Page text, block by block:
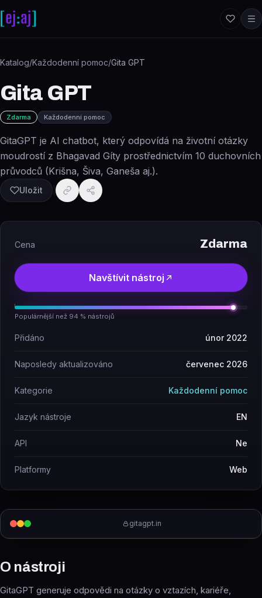
Katalog/Každodenní pomoc/Gita GPT
Gita GPT
Zdarma Každodenní pomoc
GitaGPT je AI chatbot, který odpovídá na životní otázky
moudrostí z Bhagavad Gíty prostřednictvím 10 duchovních
průvodců (Krišna, Šiva, Ganeša aj.).
Uložit
gitagpt.in
O nástroji
GitaGPT generuje odpovědi na otázky o vztazích, kariéře,
Cena Zdarma
Navštívit nástroj
Populárnější než 94 % nástrojů
Přidáno únor 2022
Naposledy aktualizováno červenec 2026
Kategorie Každodenní pomoc
Jazyk nástroje EN
API Ne
Platformy Web